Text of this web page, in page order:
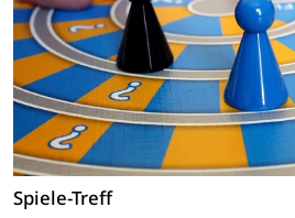
Spiele-Treff